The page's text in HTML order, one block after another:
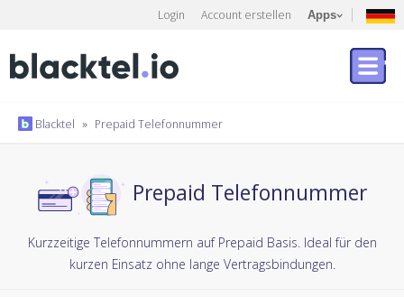
Login Account erstellen Apps
Blacktel » Prepaid Telefonnummer
Prepaid Telefonnummer
Kurzzeitige Telefonnummern auf Prepaid Basis. Ideal für den
kurzen Einsatz ohne lange Vertragsbindungen.